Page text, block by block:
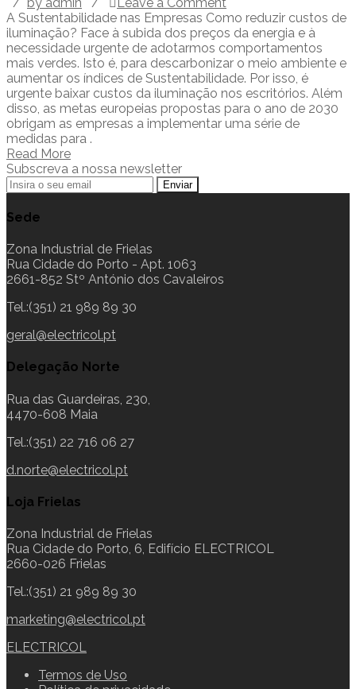
A Sustentabilidade nas Empresas Como reduzir custos de
iluminação? Face à subida dos preços da energia e à
necessidade urgente de adotarmos comportamentos
mais verdes. Isto é, para descarbonizar o meio ambiente e
aumentar os índices de Sustentabilidade. Por isso, é
urgente baixar custos da iluminação nos escritórios. Além
disso, as metas europeias propostas para o ano de 2030
obrigam as empresas a implementar uma série de
medidas para .
Read More
Subscreva a nossa newsletter
Sede
Zona Industrial de Frielas
Rua Cidade do Porto - Apt. 1063
2661-852 Stº António dos Cavaleiros
Tel.:(351) 21 989 89 30
geral@electricol.pt
Delegação Norte
Rua das Guardeiras, 230,
4470-608 Maia
Tel.:(351) 22 716 06 27
d.norte@electricol.pt
Loja Frielas
Zona Industrial de Frielas
Rua Cidade do Porto, 6, Edifício ELECTRICOL
2660-026 Frielas
Tel.:(351) 21 989 89 30
marketing@electricol.pt
ELECTRICOL
Termos de Uso